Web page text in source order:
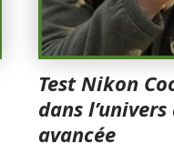
Test Nikon
dans
avancée